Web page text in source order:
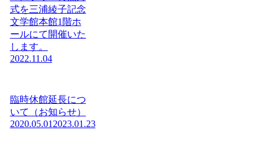
式を三浦綾子記念
文学館本館1階ホ
ールにて開催いた
します。
2022.11.04
臨時休館延長につ
いて（お知らせ）
2020.05.01 2023.01.23